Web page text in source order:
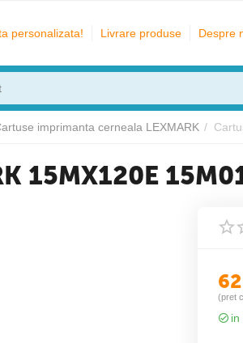
personalizata! Livrare produse Despre
imprimanta cerneala LEXMARK /
15MX120E
62
(pret
in